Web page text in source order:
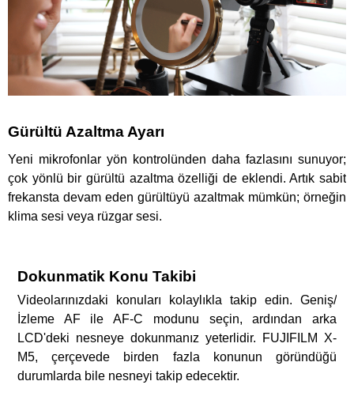
Gürültü Azaltma Ayarı
Yeni mikrofonlar yön kontrolünden daha fazlasını sunuyor;
çok yönlü bir gürültü azaltma özelliği de eklendi. Artık sabit
frekansta devam eden gürültüyü azaltmak mümkün; örneğin
klima sesi veya rüzgar sesi.
Dokunmatik Konu Takibi
Videolarınızdaki konuları kolaylıkla takip edin. Geniş/
İzleme AF ile AF-C modunu seçin, ardından arka
LCD'deki nesneye dokunmanız yeterlidir. FUJIFILM X-
M5, çerçevede birden fazla konunun göründüğü
durumlarda bile nesneyi takip edecektir.